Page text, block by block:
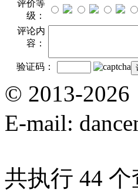
评价等
级：
评论内
容：
验证码：
© 2013-
E-mail:
共执行 44